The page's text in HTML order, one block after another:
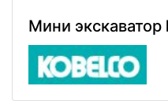
Мини экскаватор